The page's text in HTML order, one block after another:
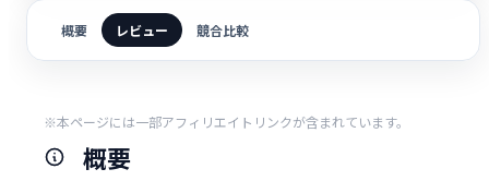
概要 レビュー 競合比較
※本ページには一部アフィリエイトリンクが含まれています。
概要